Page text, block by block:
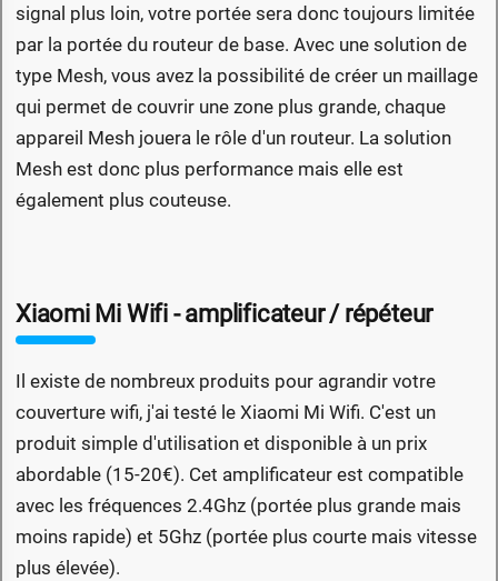
signal plus loin, votre portée sera donc toujours limitée
par la portée du routeur de base. Avec une solution de
type Mesh, vous avez la possibilité de créer un maillage
qui permet de couvrir une zone plus grande, chaque
appareil Mesh jouera le rôle d'un routeur. La solution
Mesh est donc plus performance mais elle est
également plus couteuse.
Xiaomi Mi Wifi - amplificateur / répéteur
Il existe de nombreux produits pour agrandir votre
couverture wifi, j'ai testé le Xiaomi Mi Wifi. C'est un
produit simple d'utilisation et disponible à un prix
abordable (15-20€). Cet amplificateur est compatible
avec les fréquences 2.4Ghz (portée plus grande mais
moins rapide) et 5Ghz (portée plus courte mais vitesse
plus élevée).